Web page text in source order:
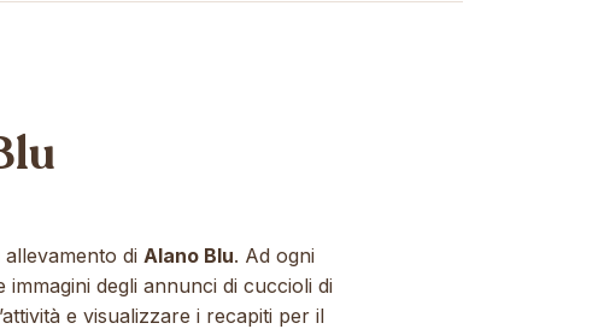
di Alano Blu. Ad ogni
degli annunci di cuccioli di
e visualizzare i recapiti per il